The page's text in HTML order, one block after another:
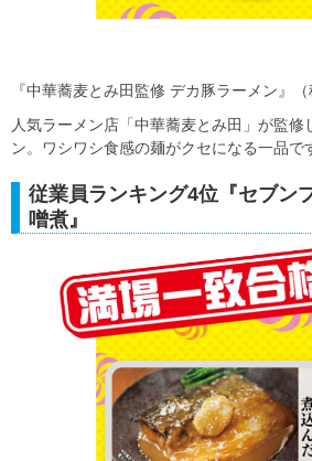
『中華蕎麦とみ田監修 デカ豚ラーメン』（
人気ラーメン店「中華蕎麦とみ田」が監修
ン。ワシワシ食感の麺がクセになる一品で
従業員ランキング4位『セブン
噌煮』